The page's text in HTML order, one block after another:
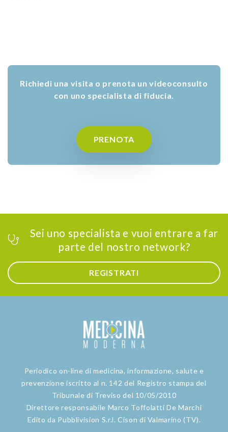
Richiedi una visita o prenota un videoconsulto
con uno specialista di fiducia.
PRENOTA
Sei uno specialista e vuoi entrare a far
parte del nostro network?
REGISTRATI
Periodico on-line di medicina, informazione, salute e
prevenzione iscritto al n. 142 del Registro stampa del
Tribunale di Treviso del 10/05/2010
Direttore responsabile Marco Toffolatti De Marchi
Edito da Pubblivision S.r.l. Cison di Valmarino (TV).